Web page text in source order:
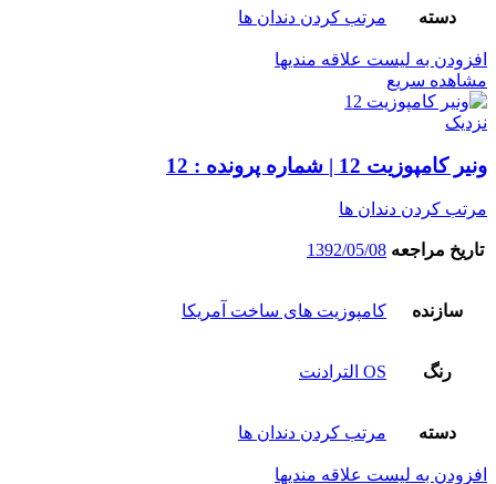
دسته مرتب کردن دندان ها
افزودن به لیست علاقه مندیها
مشاهده سریع
نزدیک
ونیر کامپوزیت 12 | شماره پرونده : 12
مرتب کردن دندان ها
تاریخ مراجعه 1392/05/08
سازنده کامپوزیت های ساخت آمریکا
رنگ OS الترادنت
دسته مرتب کردن دندان ها
افزودن به لیست علاقه مندیها